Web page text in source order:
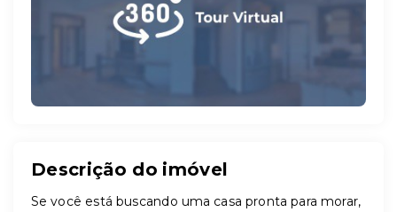
Descrição do imóvel
Se você está buscando uma casa pronta para morar,